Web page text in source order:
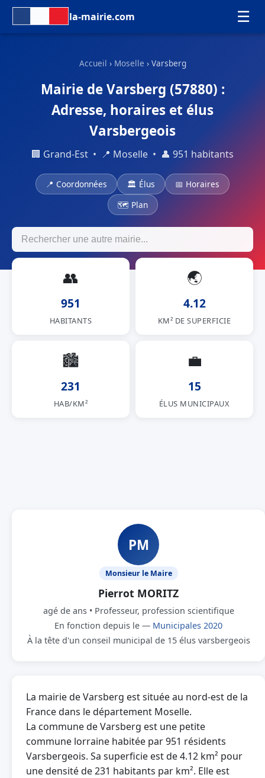
la-mairie.com ☰
Accueil › Moselle › Varsberg
Mairie de Varsberg (57880) :
Adresse, horaires et élus
Varsbergeois
🏢 Grand-Est • 📍 Moselle • 👤 951 habitants
📍 Coordonnées 🏛 Élus
📅 Horaires
🗺 Plan
👥
951
HABITANTS
🌏
4.12
KM² DE SUPERFICIE
🏙
231
HAB/KM²
💼
15
ÉLUS MUNICIPAUX
PM
Monsieur le Maire
Pierrot MORITZ
agé de ans • Professeur, profession scientifique
En fonction depuis le — Municipales 2020
À la tête d'un conseil municipal de 15 élus varsbergeois
La mairie de Varsberg est située au nord-est de la
France dans le département Moselle.
La commune de Varsberg est une petite
commune lorraine habitée par 951 résidents
Varsbergeois. Sa superficie est de 4.12 km² pour
une densité de 231 habitants par km². Elle est